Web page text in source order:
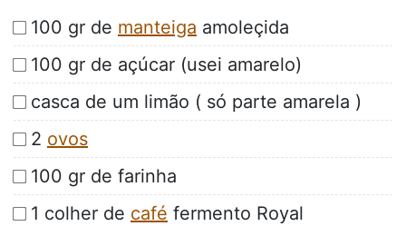
100 gr de manteiga amoleçida
100 gr de açúcar (usei amarelo)
casca de um limão ( só parte amarela )
2 ovos
100 gr de farinha
1 colher de café fermento Royal